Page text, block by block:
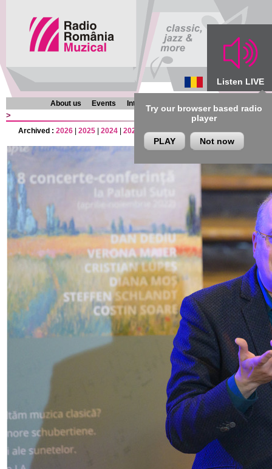
Listen LIVE
Try our browser based radio
player
PLAY Not now
About us Events Interviews Chronicles Programmes
>
Archived : 2026 2025 2024 2023 2022|2021 2020|2019|2018